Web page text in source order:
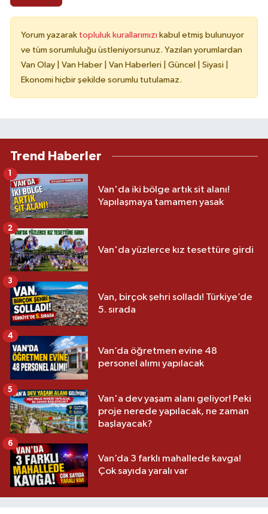
Yorum yazarak topluluk kurallarımızı kabul etmiş bulunuyor
ve tüm sorumluluğu üstleniyorsunuz. Yazılan yorumlardan
Van Olay | Van Haber | Van Haberleri | Güncel | Siyasi |
Ekonomi hiçbir şekilde sorumlu tutulamaz.
Trend Haberler
Van'da iki bölge artık sit alanı!
Yapılaşmaya tamamen yasak
Van'da yüzlerce kız tesettüre girdi
2
Van, birçok şehri solladı! Türkiye’de
5. sırada
3
Van’da öğretmen evine 48
personel alımı yapılacak
4
Van'a dev yaşam alanı geliyor! Peki
proje nerede yapılacak, ne zaman
başlayacak?
5
Van’da 3 farklı mahallede kavga!
Çok sayıda yaralı var
6